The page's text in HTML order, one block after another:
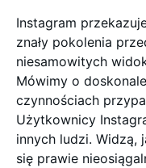
Instagram
znały pokolenia
niesamowitych
Mówimy o
czynnościach
Użytkownicy
innych ludzi. Widzą,
się prawie